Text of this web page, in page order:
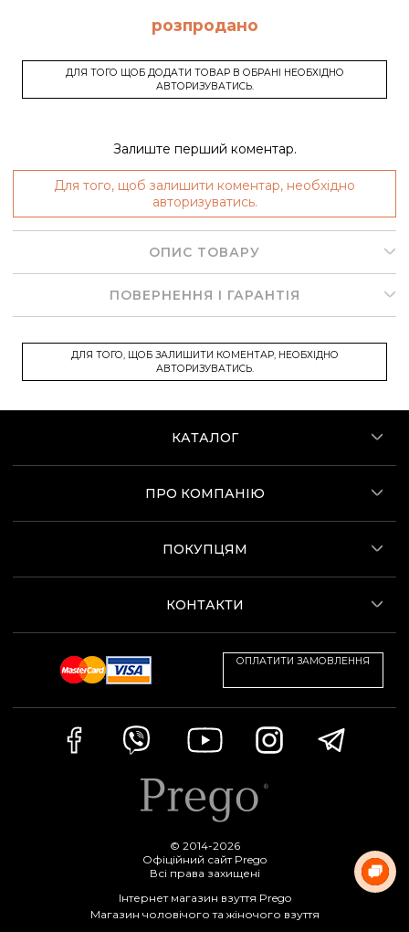
розпродано
ДЛЯ ТОГО ЩОБ ДОДАТИ ТОВАР В ОБРАНІ НЕОБХІДНО
АВТОРИЗУВАТИСЬ.
Залиште перший коментар.
Для того, щоб залишити коментар, необхідно
авторизуватись.
ОПИС ТОВАРУ
ПОВЕРНЕННЯ І ГАРАНТІЯ
ДЛЯ ТОГО, ЩОБ ЗАЛИШИТИ КОМЕНТАР, НЕОБХІДНО
АВТОРИЗУВАТИСЬ.
КАТАЛОГ
ПРО КОМПАНІЮ
ПОКУПЦЯМ
КОНТАКТИ
ОПЛАТИТИ ЗАМОВЛЕННЯ
© 2014-2026
Офіційний сайт Prego
Всі права захищені
Інтернет магазин взуття Prego
Магазин чоловічого та жіночого взуття